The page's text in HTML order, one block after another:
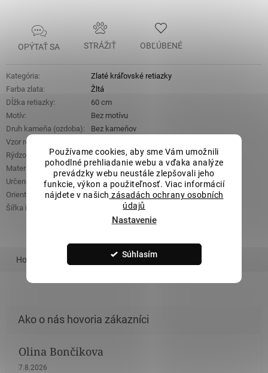
Používame cookies, aby sme Vám umožnili
pohodlné prehliadanie webu a vďaka analýze
prevádzky webu neustále zlepšovali jeho
funkcie, výkon a použiteľnosť. Viac informácií
nájdete v našich zásadách ochrany osobních
údajů
Nastavenie
Súhlasím
OPÝTAŤ SA STRÁŽIŤ OBĽÚBENÉ
Kategória:
Zlaté kráľovské retiazky
Farba zlata:
Žltá
Dĺžka retiazky:
60 cm
Motív:
Bez motívu
Druh kameňa (ozdoba):
Bez kameňov
Vzor retiazky
Rýdzosť
Zlato 14 kt 585/1000
Materiál
Zlato
Určené pre
:
Unisex
Orientačná hmotnosť:
31,86 g
Šířka řetízku
Hodnotenie Podobný tovar
Olina Bončikova
Hodnotenie obchodu je 5 z 5 hviezdičiek.
7.8.2026